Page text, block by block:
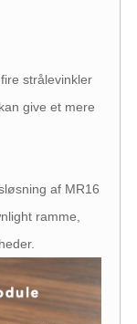
strålevinkler
give et mere
af MR16
ramme,